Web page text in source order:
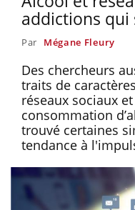
addictions qui
Par Mégane Fleury
Des chercheurs
traits de
réseaux sociaux
consommation
trouvé certaines
tendance à